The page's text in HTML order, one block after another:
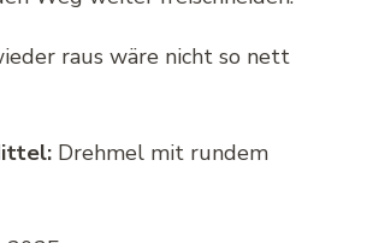
raus wäre nicht so nett
Drehmel mit rundem